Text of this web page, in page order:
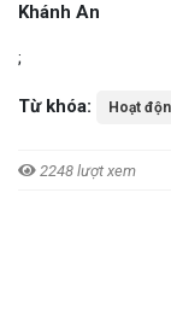
Khánh An
;
Từ khóa: Hoạt
2248 lượt xem